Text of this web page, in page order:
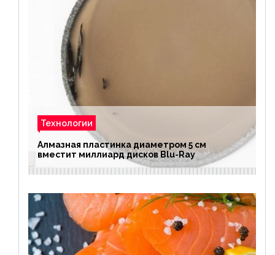
Технологии
Алмазная пластинка диаметром 5 см
вместит миллиард дисков Blu-Ray